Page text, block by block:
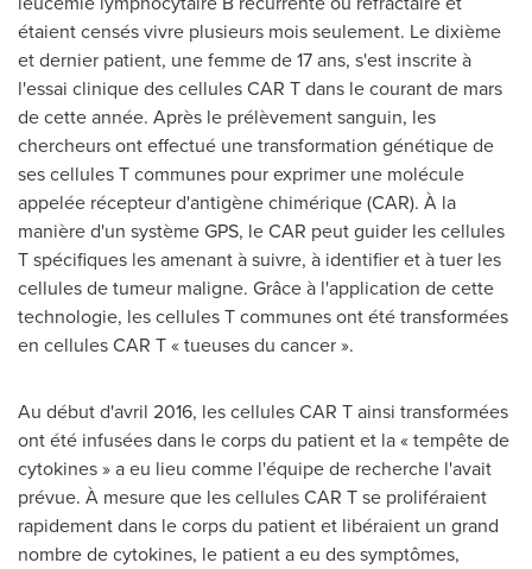
étaient censés vivre plusieurs mois seulement. Le dixième
et dernier patient, une femme de 17 ans, s'est inscrite à
l'essai clinique des cellules CAR T dans le courant de mars
de cette année. Après le prélèvement sanguin, les
chercheurs ont effectué une transformation génétique de
ses cellules T communes pour exprimer une molécule
appelée récepteur d'antigène chimérique (CAR). À la
manière d'un système GPS, le CAR peut guider les cellules
T spécifiques les amenant à suivre, à identifier et à tuer les
cellules de tumeur maligne. Grâce à l'application de cette
technologie, les cellules T communes ont été transformées
en cellules CAR T « tueuses du cancer ».
Au début d'avril 2016, les cellules CAR T ainsi transformées
ont été infusées dans le corps du patient et la « tempête de
cytokines » a eu lieu comme l'équipe de recherche l'avait
prévue. À mesure que les cellules CAR T se proliféraient
rapidement dans le corps du patient et libéraient un grand
nombre de cytokines, le patient a eu des symptômes,